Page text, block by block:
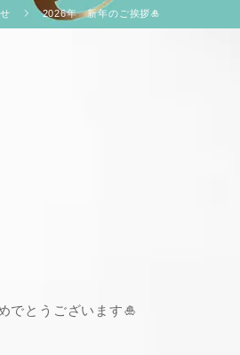
2026年 新年のご挨拶🎍
でとうございます🎍